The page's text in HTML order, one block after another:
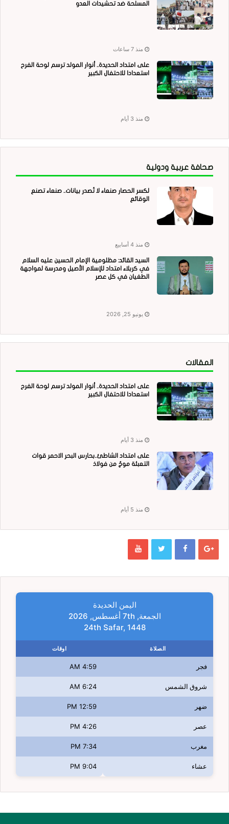
المسلحة ضد تحشيدات العدو
منذ 7 ساعات
على امتداد الحديدة.. أنوار المولد ترسم لوحة الفرح
استعدادا للاحتفال الكبير
منذ 3 أيام
صحافة عربية ودولية
لكسر الحصار صنعاء لا تُصدر بيانات.. صنعاء تصنع
الوقائع
منذ 4 أسابيع
السيد القائد: مظلومية الإمام الحسين عليه السلام
في كربلاء امتداد للإسلام الأصيل ومدرسة لمواجهة
الطغيان في كل عصر
يونيو 25, 2026
المقالات
على امتداد الحديدة.. أنوار المولد ترسم لوحة الفرح
استعدادا للاحتفال الكبير
منذ 3 أيام
على امتداد الشاطئ..بحارس البحر الاحمر قوات
التعبئة موجٌ من فولاذ
منذ 5 أيام
اليمن الحديدة
الجمعة, 7th أغسطس, 2026
24th Safar, 1448
الصلاة اوقات
فجر 4:59 AM
شروق الشمس 6:24 AM
ضهر 12:59 PM
عصر 4:26 PM
مغرب 7:34 PM
عشاء 9:04 PM